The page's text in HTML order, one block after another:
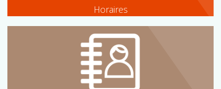
Horaires